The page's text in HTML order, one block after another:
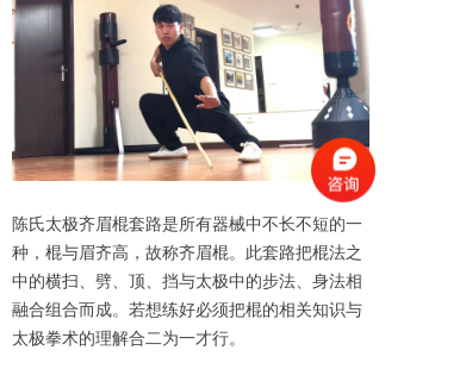
陈氏太极齐眉棍套路是所有器械中不长不短的一
种，棍与眉齐高，故称齐眉棍。此套路把棍法之
中的横扫、劈、顶、挡与太极中的步法、身法相
融合组合而成。若想练好必须把棍的相关知识与
太极拳术的理解合二为一才行。